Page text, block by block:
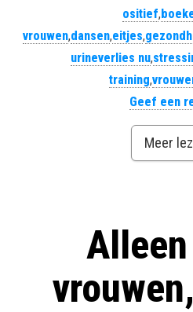
ositief,
vrouwen,dansen,eitjes,
urineverlies nu,
training,
Geef een
Meer